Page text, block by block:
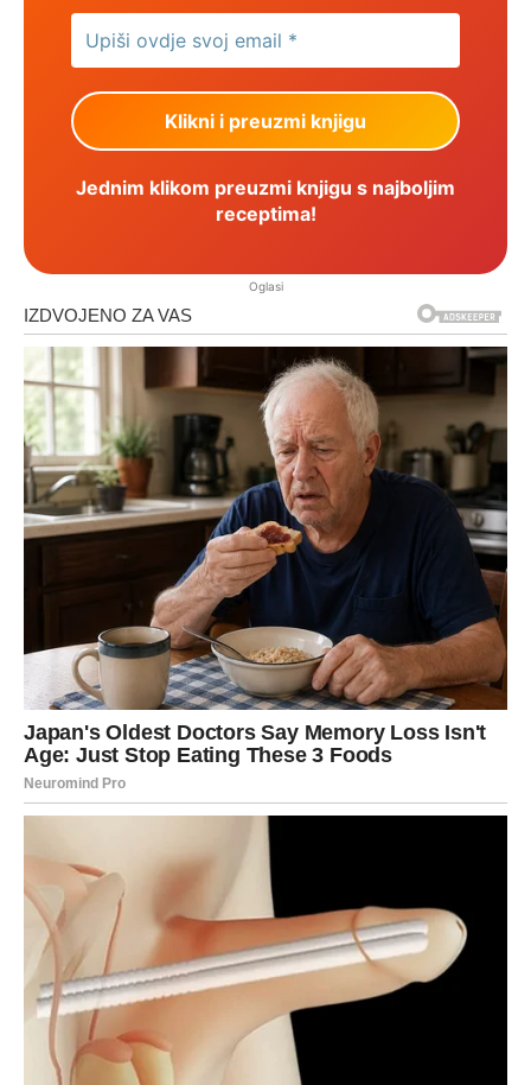
Jednim klikom preuzmi knjigu s najboljim
receptima!
Oglasi